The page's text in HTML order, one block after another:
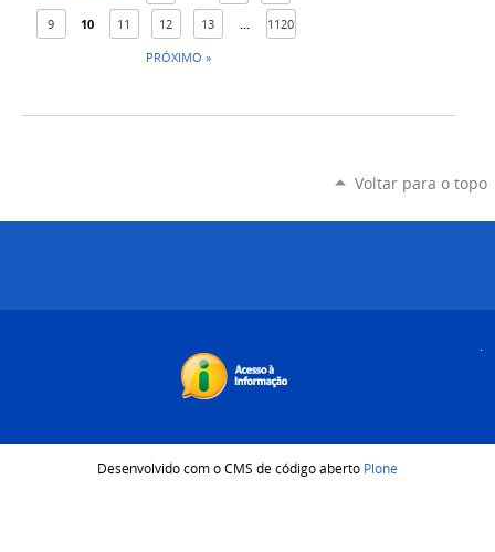
9 10 11 12 13 ...
1120
PRÓXIMO »
Voltar para o topo
Desenvolvido com o CMS de código aberto Plone